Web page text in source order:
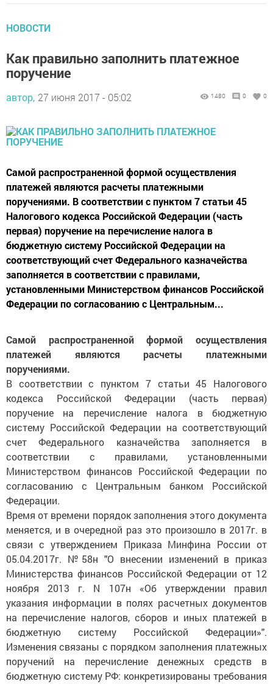
НОВОСТИ
Как правильно заполнить платежное
поручение
автор, 27 июня 2017 - 05:02 1480 0 0
Самой распространенной формой осуществления
платежей являются расчеты платежными
поручениями. В соответствии с пунктом 7 статьи 45
Налогового кодекса Российской Федерации (часть
первая) поручение на перечисление налога в
бюджетную систему Российской Федерации на
соответствующий счет Федерального казначейства
заполняется в соответствии с правилами,
установленными Министерством финансов Российской
Федерации по согласованию с Центральным...
Самой распространенной формой осуществления
платежей являются расчеты платежными
поручениями.
В соответствии с пунктом 7 статьи 45 Налогового
кодекса Российской Федерации (часть первая)
поручение на перечисление налога в бюджетную
систему Российской Федерации на соответствующий
счет Федерального казначейства заполняется в
соответствии с правилами, установленными
Министерством финансов Российской Федерации по
согласованию с Центральным банком Российской
Федерации.
Время от времени порядок заполнения этого документа
меняется, и в очередной раз это произошло в 2017г. в
связи с утверждением Приказа Минфина России от
05.04.2017г. №58н "О внесении изменений в приказ
Министерства финансов Российской Федерации от 12
ноября 2013 г. N 107н «Об утверждении правил
указания информации в полях расчетных документов
на перечисление налогов, сборов и иных платежей в
бюджетную систему Российской Федерации»".
Изменения связаны с порядком заполнения платежных
поручений на перечисление денежных средств в
бюджетную систему РФ: конкретизированы требования